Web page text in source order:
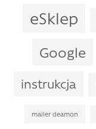
eSklep
Google
instrukcja
mailer deamon